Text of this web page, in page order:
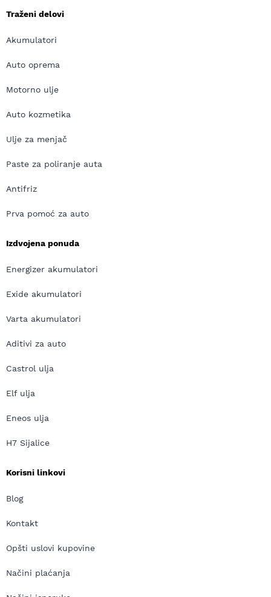
Traženi delovi
Akumulatori
Auto oprema
Motorno ulje
Auto kozmetika
Ulje za menjač
Paste za poliranje auta
Antifriz
Prva pomoć za auto
Izdvojena ponuda
Energizer akumulatori
Exide akumulatori
Varta akumulatori
Aditivi za auto
Castrol ulja
Elf ulja
Eneos ulja
H7 Sijalice
Korisni linkovi
Blog
Kontakt
Opšti uslovi kupovine
Načini plaćanja